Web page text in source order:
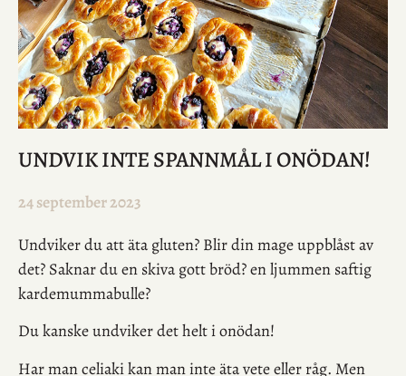
UNDVIK INTE SPANNMÅL I ONÖDAN!
24 september 2023
Undviker du att äta gluten? Blir din mage uppblåst av
det? Saknar du en skiva gott bröd? en ljummen saftig
kardemummabulle?
Du kanske undviker det helt i onödan!
Har man celiaki kan man inte äta vete eller råg. Men